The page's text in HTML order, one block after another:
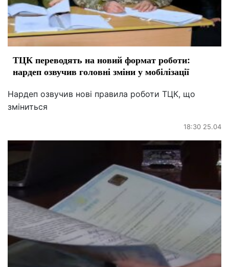
ТЦК переводять на новий формат роботи:
нардеп озвучив головні зміни у мобілізації
Нардеп озвучив нові правила роботи ТЦК, що
зміниться
18:30 25.04